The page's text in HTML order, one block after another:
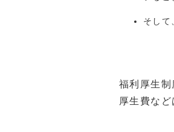
そし
福利厚生制
厚生費な